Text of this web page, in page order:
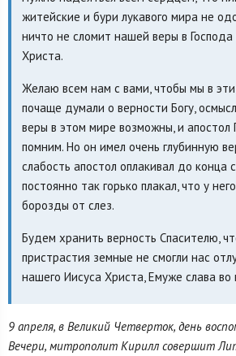
житейские и бури лукавого мира не
ничто не сломит нашей веры в
Христа.
Желаю всем нам с вами, чтобы мы в
почаще думали о верности Богу,
веры в этом мире возможны, и апостол
помним. Но он имел очень глубинную
слабость апостол оплакивал до конца
постоянно так горько плакал, что у
борозды от слез.
Будем хранить верность Спасителю,
пристрастия земные не смогли нас
нашего Иисуса Христа, Емуже слава во
9 апреля, в Великий Четверток, день
Вечери, митрополит Кирилл совершит